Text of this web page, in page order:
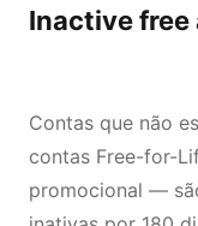
Inactive
Contas que não
contas Free-for-
promocional —